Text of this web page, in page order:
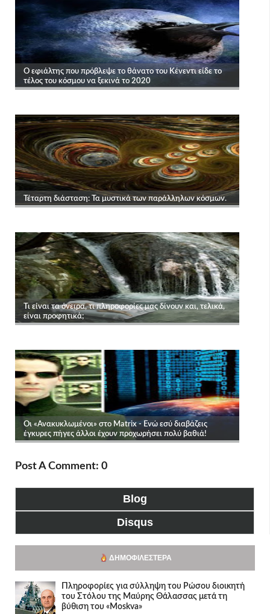
Post A Comment: 0
Blog
Disqus
ΔΗΜΟΦΙΛΈΣΤΕΡΑ
Πληροφορίες για σύλληψη του Ρώσου διοικητή
του Στόλου της Mαύρης Θάλασσας μετά τη
βύθιση του «Moskva»